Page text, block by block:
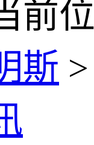
前位
斯 >